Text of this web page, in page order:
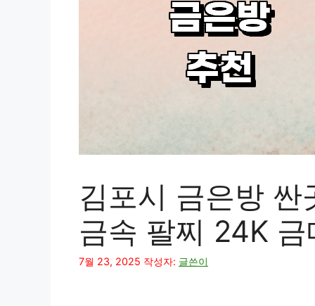
김포시 금은방
금속 팔찌 24K
7월 23, 2025 작성자: 글쓴이